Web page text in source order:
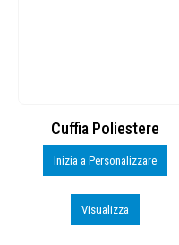
Cuffia Poliestere
Inizia a Personalizzare
Visualizza